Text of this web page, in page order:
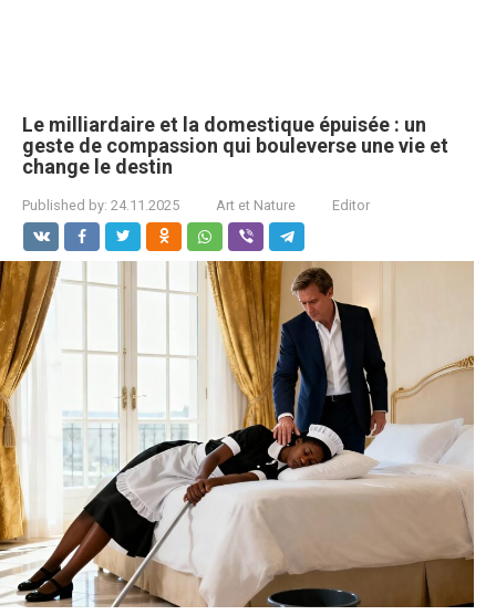
Le milliardaire et la domestique épuisée : un
geste de compassion qui bouleverse une vie et
change le destin
Published by: 24.11.2025 Art et Nature Editor